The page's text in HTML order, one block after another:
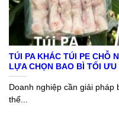
TÚI PA KHÁC TÚI PE CHỖ
LỰA CHỌN BAO BÌ TỐI ƯU
Doanh nghiệp cần giải pháp
thế...